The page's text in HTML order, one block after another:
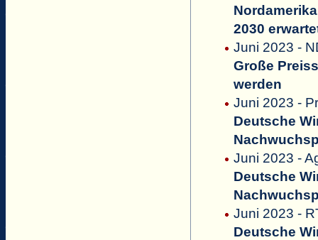
2030
Juni 2023 -
Große
werden
Juni 2023 -
Deutsche
Juni 2023 -
Deutsche
Juni 2023 -
Deutsche